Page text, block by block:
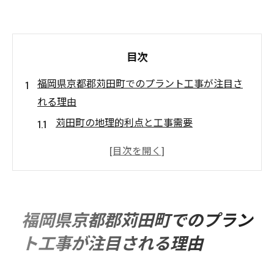
目次
福岡県京都郡苅田町でのプラント工事が注目さ
れる理由
苅田町の地理的利点と工事需要
地域経済への貢献度が高い理由
地方自治体の支援策とその影響
エネルギー効率を高める最新プラント工事技術
福岡県京都郡苅田町でのプラン
ト工事が注目される理由